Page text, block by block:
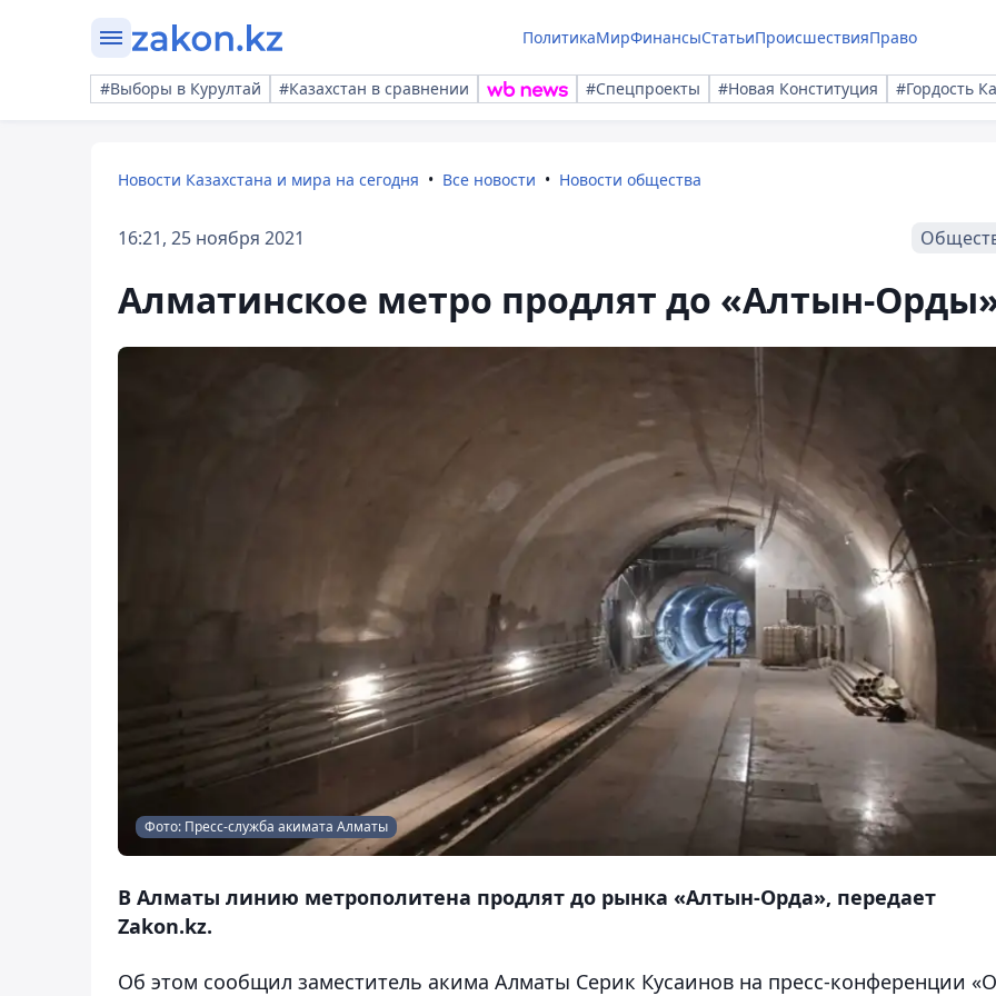
ПолитикаМирФинансыСтатьиПроисшествияПраво
#Выборы в Курултай #Казахстан в сравнении #Спецпроекты #Новая Конституция #Гордость
Новости Казахстана и мира на сегодня Все новости Новости общества
16:21, 25 ноября 2021
Алматинское метро продлят до «Алтын-
Фото: Пресс-служба акимата Алматы
В Алматы линию метрополитена продлят до рынка «Алтын-Орда», передает
Zakon.kz.
Об этом сообщил заместитель акима Алматы Серик Кусаинов на пресс-конференции «О